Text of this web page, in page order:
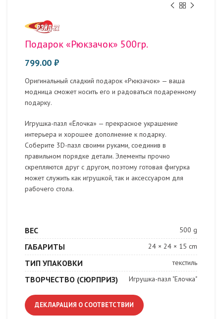
Подарок «Рюкзачок» 500гр.
799.00 ₽
Оригинальный сладкий подарок «Рюкзачок» — ваша
модница сможет носить его и радоваться подаренному
подарку.
Игрушка-пазл «Ёлочка» — прекрасное украшение
интерьера и хорошее дополнение к подарку.
Соберите 3D-пазл своими руками, соединив в
правильном порядке детали. Элементы прочно
скрепляются друг с другом, поэтому готовая фигурка
может служить как игрушкой, так и аксессуаром для
рабочего стола.
ВЕС 500 g
ГАБАРИТЫ 24 × 24 × 15 cm
ТИП УПАКОВКИ текстиль
ТВОРЧЕСТВО (СЮРПРИЗ) Игрушка-пазл "Елочка"
ДЕКЛАРАЦИЯ О СООТВЕТСТВИИ